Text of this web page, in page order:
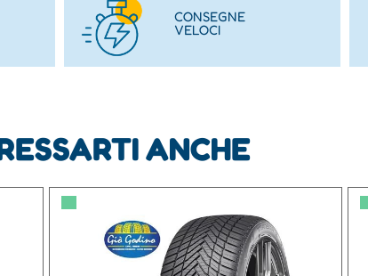
CONSEGNE
VELOCI
ANCHE
▀